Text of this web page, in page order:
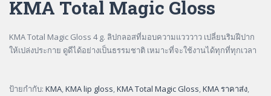
KMA Total Magic Gloss
KMA Total Magic Gloss 4 g. ลิปกลอสที่มอบความแวววาว เปลี่ยนริมฝีปาก
ให้เปล่งประกาย ดูดีได้อย่างเป็นธรรมชาติ เหมาะที่จะใช้งานได้ทุกที่ทุกเวลา
ป้ายกำกับ: KMA,KMA lip gloss,KMA Total Magic Gloss,KMA ราคาส่ง,